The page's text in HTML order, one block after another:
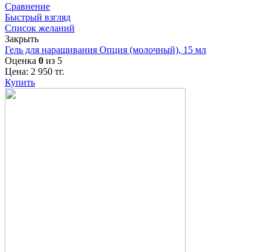
Сравнение
Быстрый взгляд
Список желаний
Закрыть
Гель для наращивания Опция (молочный), 15 мл
Оценка 0 из 5
Цена: 2 950 тг.
Купить